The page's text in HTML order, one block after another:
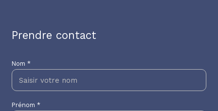
Prendre contact
Nom *
Prénom *